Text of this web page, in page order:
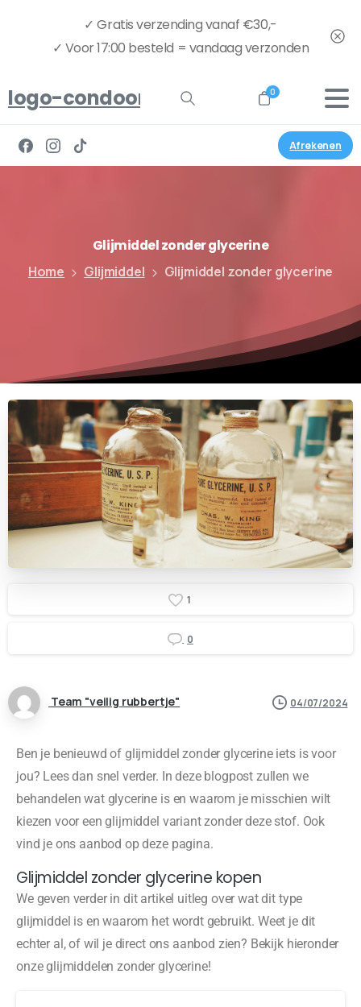
✓ Gratis verzending vanaf €30,-
✓ Voor 17:00 besteld = vandaag verzonden
logo-condoom.nu-full 0
Afrekenen
Glijmiddelzonderglycerine
Home Glijmiddel Glijmiddel zonder glycerine
1
0
Team "veilig rubbertje" 04/07/2024
Ben je benieuwd of glijmiddel zonder glycerine iets is voor
jou? Lees dan snel verder. In deze blogpost zullen we
behandelen wat glycerine is en waarom je misschien wilt
kiezen voor een glijmiddel variant zonder deze stof. Ook
vind je ons aanbod op deze pagina.
Glijmiddel zonder glycerine kopen
We geven verder in dit artikel uitleg over wat dit type
glijmiddel is en waarom het wordt gebruikt. Weet je dit
echter al, of wil je direct ons aanbod zien? Bekijk hieronder
onze glijmiddelen zonder glycerine!